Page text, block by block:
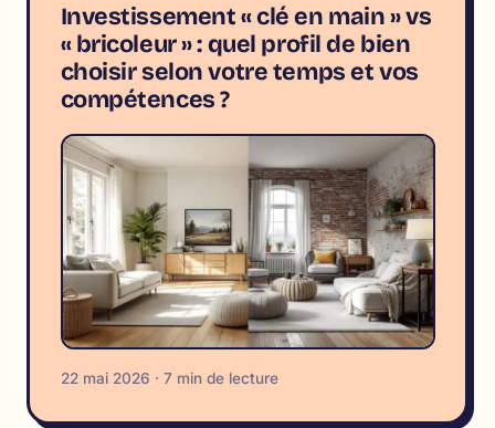
Investissement « clé en main » vs
« bricoleur » : quel profil de bien
choisir selon votre temps et vos
compétences ?
22 mai 2026 · 7 min de lecture